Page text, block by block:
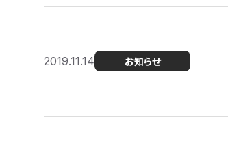
2019.11.14 お知らせ